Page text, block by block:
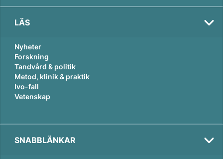
LÄS
Nyheter
Forskning
Tandvård & politik
Metod, klinik & praktik
Ivo-fall
Vetenskap
SNABBLÄNKAR